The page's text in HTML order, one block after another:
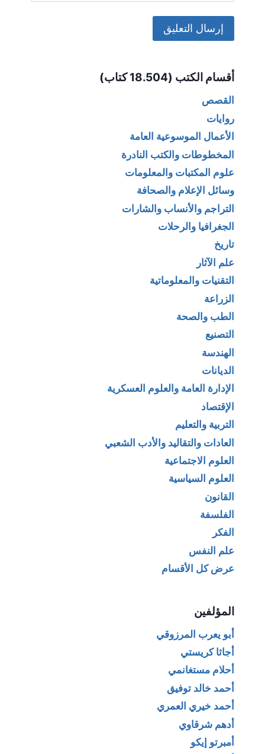
أقسام الكتب (18.504 كتاب)
القصص
روايات
الأعمال الموسوعية العامة
المخطوطات والكتب النادرة
علوم المكتبات والمعلومات
وسائل الإعلام والصحافة
التراجم والأنساب والشارات
الجغرافيا والرحلات
تاريخ
علم الآثار
التقنيات والمعلوماتية
الزراعة
الطب والصحة
التصنيع
الهندسة
الديانات
الإدارة العامة والعلوم العسكرية
الإقتصاد
التربية والتعليم
العادات والتقاليد والأدب الشعبي
العلوم الاجتماعية
العلوم السياسية
القانون
الفلسفة
الفكر
علم النفس
عرض كل الأقسام
المؤلفين
أبو يعرب المرزوقي
أجاثا كريستي
أحلام مستغانمي
أحمد خالد توفيق
أحمد خيري العمري
أدهم شرقاوي
أمبرتو إيكو